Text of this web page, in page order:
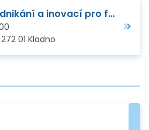
Veletrh podpory podnikání a inovací pro firmy ve Středočeském kraji
01 Kladno